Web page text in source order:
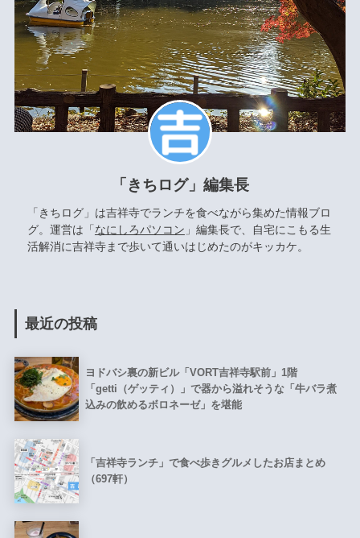
「きちログ」編集長
「きちログ」は吉祥寺でランチを食べながら集めた情報ブロ
グ。運営は「 なにしろパソコン 」編集長で、自宅にこもる生
活解消に吉祥寺まで歩いて通いはじめたのがキッカケ。
最近の投稿
ヨドバシ裏の新ビル「VORT吉祥寺駅前」1階
「getti（ゲッティ）」で器から溢れそうな「牛バラ煮
込みの飲めるボロネーゼ」を堪能
「吉祥寺ランチ」で食べ歩きグルメしたお店まとめ
（697軒）